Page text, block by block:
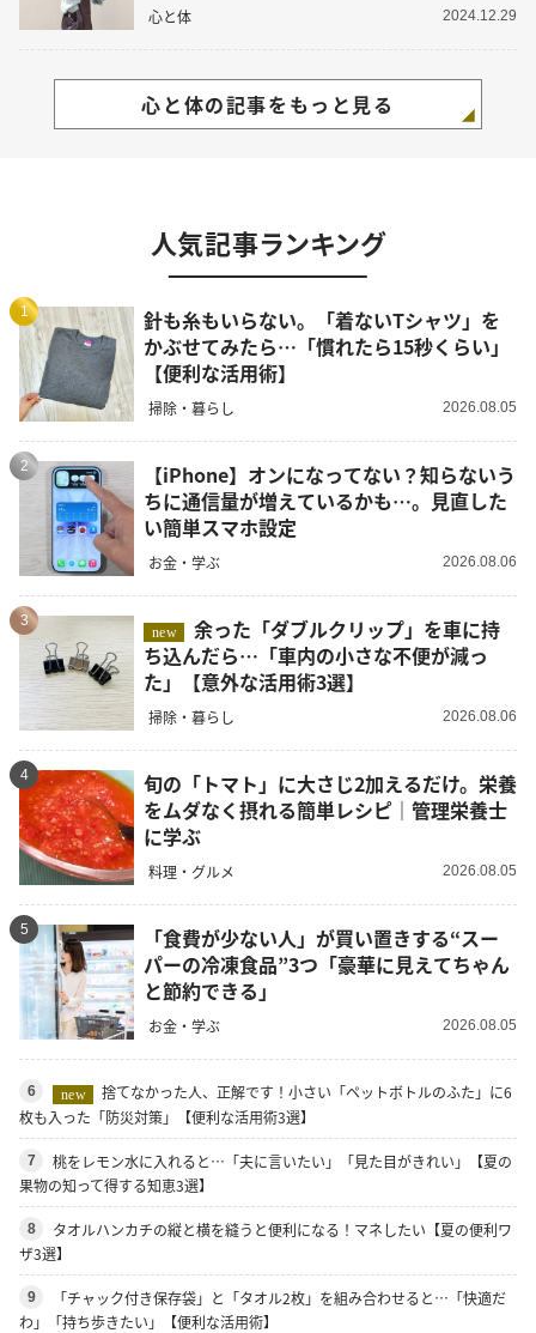
心と体 2024.12.29
心と体の記事をもっと見る
人気記事ランキング
1
針も糸もいらない。「着ないTシャツ」を
かぶせてみたら…「慣れたら15秒くらい」
【便利な活用術】
掃除・暮らし 2026.08.05
2
【iPhone】オンになってない？知らないう
ちに通信量が増えているかも…。見直した
い簡単スマホ設定
お金・学ぶ 2026.08.06
3
new
余った「ダブルクリップ」を車に持
ち込んだら…「車内の小さな不便が減っ
た」【意外な活用術3選】
掃除・暮らし 2026.08.06
4
旬の「トマト」に大さじ2加えるだけ。栄養
をムダなく摂れる簡単レシピ｜管理栄養士
に学ぶ
料理・グルメ 2026.08.05
5
「食費が少ない人」が買い置きする“スー
パーの冷凍食品”3つ「豪華に見えてちゃん
と節約できる」
お金・学ぶ 2026.08.05
6 new
捨てなかった人、正解です！小さい「ペットボトルのふた」に6
枚も入った「防災対策」【便利な活用術3選】
7
桃をレモン水に入れると…「夫に言いたい」「見た目がきれい」【夏の
果物の知って得する知恵3選】
8
タオルハンカチの縦と横を縫うと便利になる！マネしたい【夏の便利ワ
ザ3選】
9
「チャック付き保存袋」と「タオル2枚」を組み合わせると…「快適だ
わ」「持ち歩きたい」【便利な活用術】